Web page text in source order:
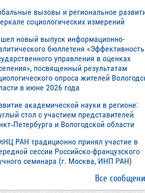
вызовы и региональное
социологических измерений
новый выпуск информационно-
бюллетеня «Эффективность
управления в оценках
посвященный результатам
опроса жителей
в июне 2026 года
академической науки в регионе:
стол с участием представителей
и Вологодской области
РАН традиционно принял участие в
сессии Российско-французского
семинара (г. Москва, ИНП РАН)
Все